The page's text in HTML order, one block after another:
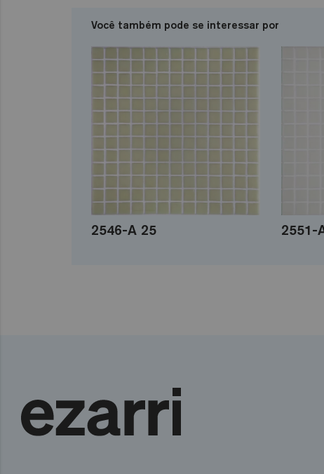
Você também pode se interessar por
2546-A 25 2551-